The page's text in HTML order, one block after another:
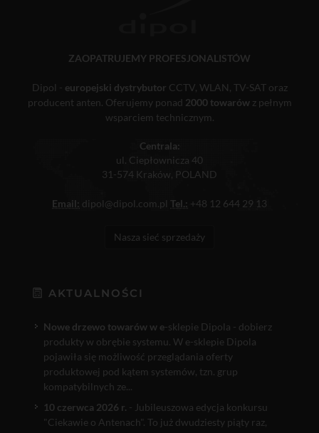
ZAOPATRUJEMY PROFESJONALISTÓW
Dipol - europejski dystrybutor CCTV, WLAN, TV-SAT oraz
producent anten. Oferujemy ponad 2000 towarówz pełnym
wsparciem technicznym.
Centrala:
ul. Ciepłownicza 40
31-574 Kraków, POLAND
Email: dipol@dipol.com.pl Tel.: +48 12 644 29 13
Nasza sieć sprzedaży
AKTUALNOŚCI
Nowe drzewo towarów w e-sklepie Dipola - dobierz
produkty w obrębie systemu. W e-sklepie Dipola
pojawiła się możliwość przeglądania oferty
produktowej pod kątem systemów, tzn. grup
kompatybilnych ze...
10 czerwca 2026 r. - Jubileuszowa edycja konkursu
"Ciekawie o Antenach". To już dwudziesty piąty raz,